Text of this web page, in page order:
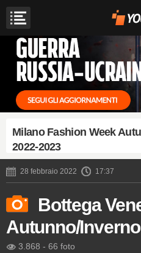
Milano Fashion Week
2022-2023
28 febbraio 2022 17:37
Bottega
Autunno/
3.868 - 66 foto